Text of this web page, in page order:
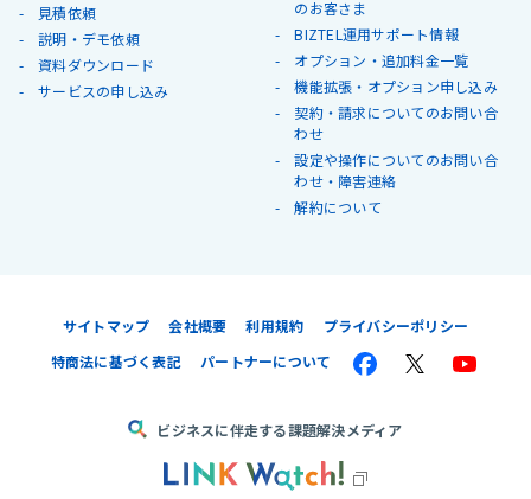
見積依頼
説明・デモ依頼
資料ダウンロード
サービスの申し込み
のお客さま
BIZTEL運用サポート情報
オプション・追加料金一覧
機能拡張・オプション申し込み
契約・請求についてのお問い合
わせ
設定や操作についてのお問い合
わせ・障害連絡
解約について
サイトマップ 会社概要 利用規約
プライバシーポリシー
特商法に基づく表記
パートナーについて
ビジネスに伴走する課題解決メディア